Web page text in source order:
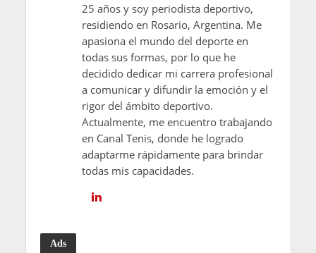
25 años y soy periodista deportivo,
residiendo en Rosario, Argentina. Me
apasiona el mundo del deporte en
todas sus formas, por lo que he
decidido dedicar mi carrera profesional
a comunicar y difundir la emoción y el
rigor del ámbito deportivo.
Actualmente, me encuentro trabajando
en Canal Tenis, donde he logrado
adaptarme rápidamente para brindar
todas mis capacidades.
Ads